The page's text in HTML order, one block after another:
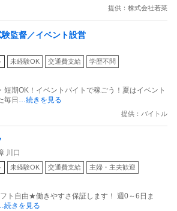
提供：株式会社若菜
監督／イベント設営
未経験OK 交通費支給 学歴不問
短期OK！イベントバイトで稼ごう！夏はイベント
毎日 …続きを見る
提供：バイトル
川口
未経験OK 交通費支給 主婦・主夫歓迎
フト自由★働きやすさ保証します！ 週0～6日ま
続きを見る